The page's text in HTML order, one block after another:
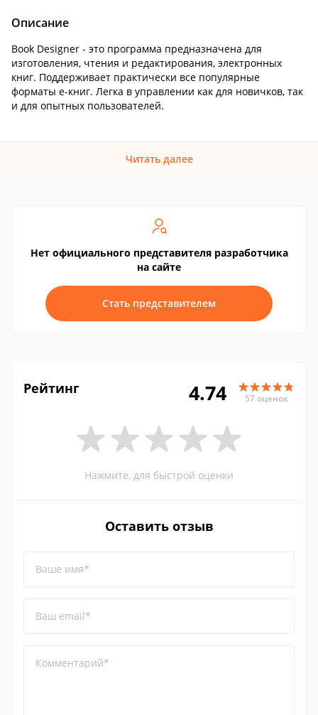
Описание
Book Designer - это программа предназначена для
изготовления, чтения и редактирования, электронных
книг. Поддерживает практически все популярные
форматы е-книг. Легка в управлении как для новичков, так
и для опытных пользователей.
Читать далее
Нет официального представителя разработчика
на сайте
Стать представителем
Рейтинг 4.74 57 оценок
Нажмите, для быстрой оценки
Оставить отзыв
Ваше имя*
Ваш email*
Комментарий*